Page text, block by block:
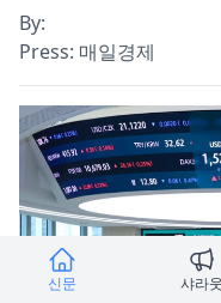
By:
Press: 매일경제
신문 샤라웃